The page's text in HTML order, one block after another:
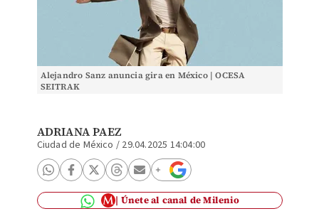
Alejandro Sanz anuncia gira en México | OCESA
SEITRAK
ADRIANA PAEZ
Ciudad de México / 29.04.2025 14:04:00
Únete al canal de Milenio